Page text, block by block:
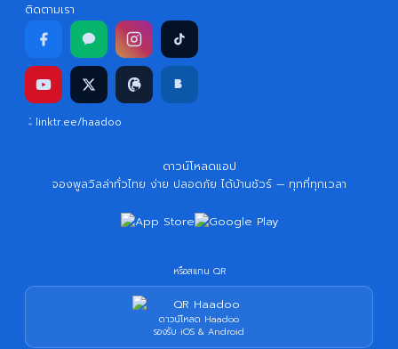
ติดตามเรา
linktr.ee/haadoo
ดาวน์โหลดแอป
จองพูลวิลล่าทั่วไทย ง่าย ปลอดภัย ได้บ้านชัวร์ — ทุกที่ทุกเวลา
หรือสแกน QR
ดาวน์โหลด Haadoo
รองรับ iOS & Android